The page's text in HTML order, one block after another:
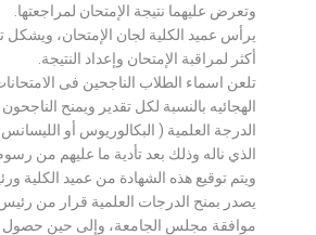
وتعرض عليهما نتيجة الإمتحان لمراجعتها.
يرأس عميد الكلية لجان الإمتحان،
أكثر لمراقبة الإمتحان وإعداد النتيجة.
تلعن اسماء الطلاب الناجحين فى
الهجائيه بالنسبة لكل تقدير ويمنح
الدرجة العلمية ( البكالوريوس أو الليسانس )
الذي ناله وذلك بعد تأدية ما عليهم من
ويتم توقيع هذه الشهادة من عميد الكلية
يصدر بمنح الدرجات العلمية قرار من
موافقة مجلس الجامعة، وإلى حين حصول